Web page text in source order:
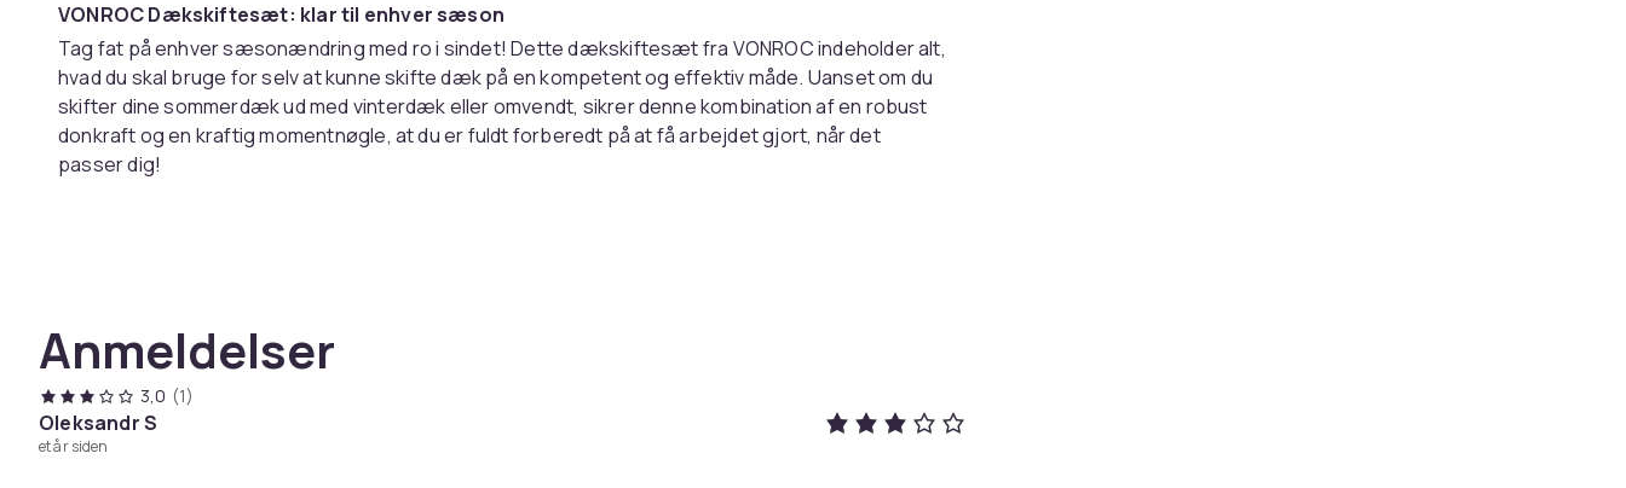
VONROC Dækskiftesæt: klar til enhver sæson
Tag fat på enhver sæsonændring med ro i sindet! Dette dækskiftesæt fra VONROC indeholder alt,
hvad du skal bruge for selv at kunne skifte dæk på en kompetent og effektiv måde. Uanset om du
skifter dine sommerdæk ud med vinterdæk eller omvendt, sikrer denne kombination af en robust
donkraft og en kraftig momentnøgle, at du er fuldt forberedt på at få arbejdet gjort, når det
passer dig!
Donkraft: kraftfuld, komfortabel og kompakt
Med den kompakte VONROC trolley - donkraft/bil - donkraft kan du nemt løfte køretøjer på op til
2000 kg. Denne kapacitet er mere end nok til at løfte og sænke din bil sikkert, perfekt til at skifte
dæk.
Anmeldelser
3,0 (1)
Oleksandr S
et år siden